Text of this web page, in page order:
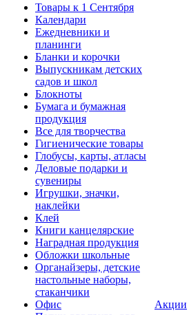
Товары к 1 Сентября
Календари
Ежедневники и
планинги
Бланки и корочки
Выпускникам детских
садов и школ
Блокноты
Бумага и бумажная
продукция
Все для творчества
Гигиенические товары
Глобусы, карты, атласы
Деловые подарки и
сувениры
Игрушки, значки,
наклейки
Клей
Книги канцелярские
Наградная продукция
Обложки школьные
Органайзеры, детские
настольные наборы,
стаканчики
Офис
Акции